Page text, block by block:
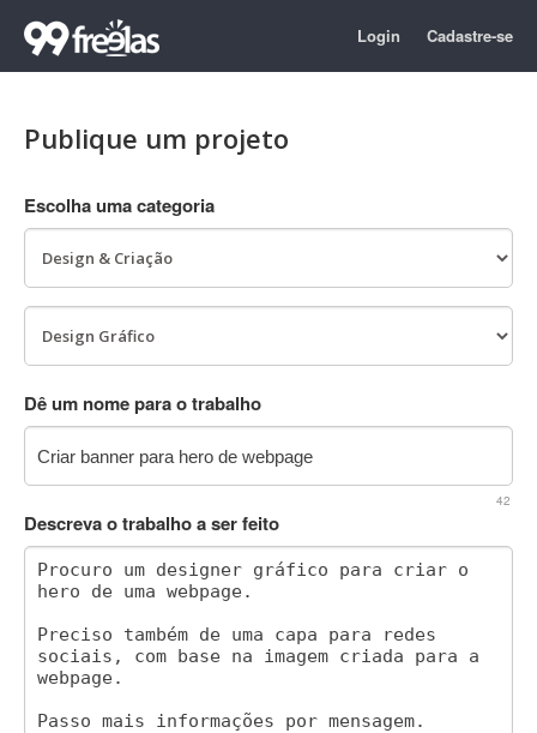
Login Cadastre-se
Publique um projeto
Escolha uma categoria
Dê um nome para o trabalho
42
Descreva o trabalho a ser feito